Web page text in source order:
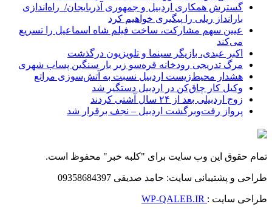
گسترش همکاری اردبیل و جمهوری آذربایجان/ راه‌اندازی
بارانداز ریلی را پیگیری خواهیم کرد
عیین سهم مشارکت، ساخت فیلم شاه‌ اسماعیل را تسریع
می‌کند
اکبر عبدی، بازیگر سینما و تلویزیون درگذشت
مرگ تدریجی رودخانه قره‌سو زیر بار سنگین پساب شهری
هشدار محیط‌زیست اردبیل نسبت به آتش‌سوزی مراتع
وکیل کار چاق‌کن در اردبیل دستگیر شد
زوج اردبیلی بعد از ۲۴ سال آشتی کردند
پرواز رفت‌وبرگشت اردبیل – نجف برقرار شد
تمام حقوق این وب سایت برای "کلبه خبر" محفوظ است.
طراحی و پشتیبانی سایت: حامد صدیقی 09358684397
طراحی سایت :